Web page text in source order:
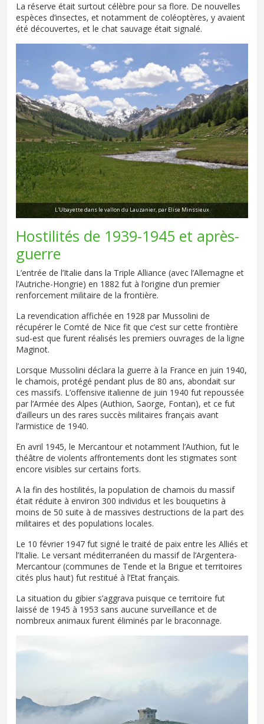
La réserve était surtout célèbre pour sa flore. De nouvelles
espèces d’insectes, et notamment de coléoptères, y avaient
été découvertes, et le chat sauvage était signalé.
L'Ubayette dans le vallon du Lauzanier, par Elise Minssieux
Hostilités de 1939-1945 et après-
guerre
L’entrée de l’Italie dans la Triple Alliance (avec l’Allemagne et
l’Autriche-Hongrie) en 1882 fut à l’origine d’un premier
renforcement militaire de la frontière.
La revendication affichée en 1928 par Mussolini de
récupérer le Comté de Nice fit que c’est sur cette frontière
sud-est que furent réalisés les premiers ouvrages de la ligne
Maginot.
Lorsque Mussolini déclara la guerre à la France en juin 1940,
le chamois, protégé pendant plus de 80 ans, abondait sur
ces massifs. L’offensive italienne de juin 1940 fut repoussée
par l’Armée des Alpes (Authion, Saorge, Fontan), et ce fut
d’ailleurs un des rares succès militaires français avant
l’armistice de 1940.
En avril 1945, le Mercantour et notamment l’Authion, fut le
théâtre de violents affrontements dont les stigmates sont
encore visibles sur certains forts.
A la fin des hostilités, la population de chamois du massif
était réduite à environ 300 individus et les bouquetins à
moins de 50 suite à de massives destructions de la part des
militaires et des populations locales.
Le 10 février 1947 fut signé le traité de paix entre les Alliés et
l’Italie. Le versant méditerranéen du massif de l’Argentera-
Mercantour (communes de Tende et la Brigue et territoires
cités plus haut) fut restitué à l’Etat français.
La situation du gibier s’aggrava puisque ce territoire fut
laissé de 1945 à 1953 sans aucune surveillance et de
nombreux animaux furent éliminés par le braconnage.